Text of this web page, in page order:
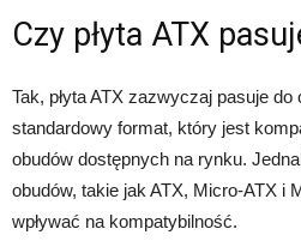
Czy płyta ATX
Tak, płyta ATX zazwyczaj pasuje do
standardowy format, który jest
obudów dostępnych na rynku.
obudów, takie jak ATX, Micro-ATX i
wpływać na kompatybilność.